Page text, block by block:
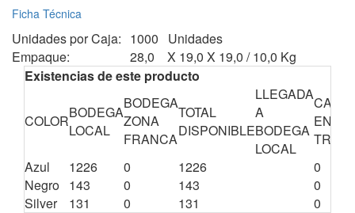
Ficha Técnica
Unidades por Caja: 1000 Unidades
Empaque:
28,0 X 19,0 X 19,0 / 10,0 Kg
Existencias de este producto
COLORBODEGA
LOCAL
BODEGA
ZONA
FRANCA
TOTAL
DISPONIBLE
LLEGADA
A
BODEGA
LOCAL
EN
Azul
1226 0 1226
0
Negro 143 0 143
0
Silver
131 0 131 0